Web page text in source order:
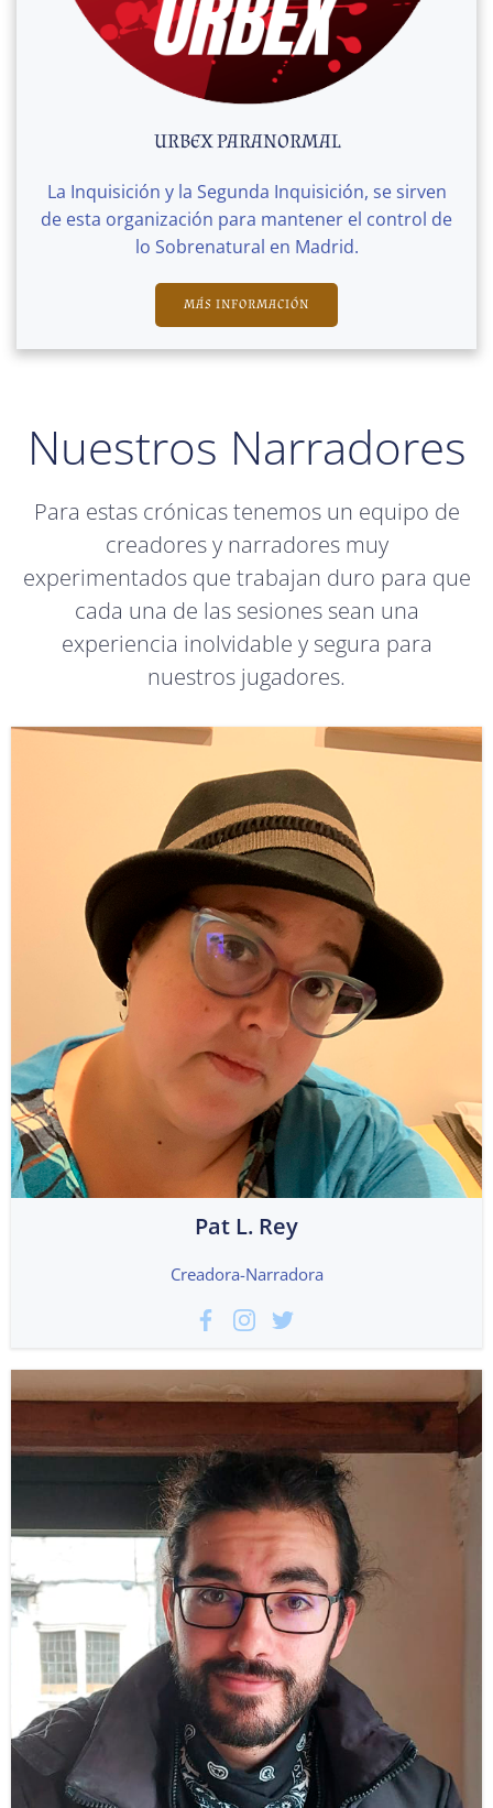
URBEX PARANORMAL
La Inquisición y la Segunda Inquisición, se sirven
de esta organización para mantener el control de
lo Sobrenatural en Madrid.
MÁS INFORMACIÓN
Nuestros Narradores
Para estas crónicas tenemos un equipo de
creadores y narradores muy
experimentados que trabajan duro para que
cada una de las sesiones sean una
experiencia inolvidable y segura para
nuestros jugadores.
Pat L. Rey
Creadora-Narradora